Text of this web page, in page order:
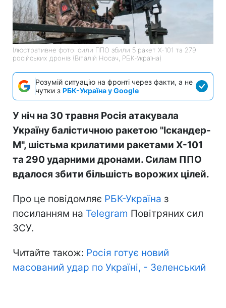
Ілюстративне фото: сили ППО збили 5 ракет Х-101 та 279
російських дронів (Віталій Носач, РБК-Україна)
Розумій ситуацію на фронті через факти, а не
чутки з РБК-Україна у Google
У ніч на 30 травня Росія атакувала
Україну балістичною ракетою "Іскандер-
М", шістьма крилатими ракетами Х-101
та 290 ударними дронами. Силам ППО
вдалося збити більшість ворожих цілей.
Про це повідомляє РБК-Україна з
посиланням на Telegram Повітряних сил
ЗСУ.
Читайте також: Росія готує новий
масований удар по Україні, - Зеленський